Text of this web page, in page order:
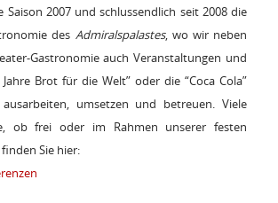
Saison 2007 und schlussendlich seit 2008 die
des Admiralspalastes, wo wir neben
Gastronomie auch Veranstaltungen und
Brot für die Welt” oder die “Coca Cola”
ausarbeiten, umsetzen und betreuen. Viele
ob frei oder im Rahmen unserer festen
Sie hier: